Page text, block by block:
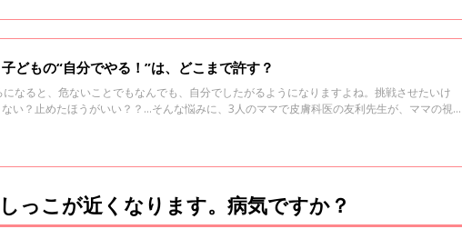
どもの“自分でやる！”は、どこまで許す？
なると、危ないことでもなんでも、自分でしたがるようになりますよね。挑戦させたいけ
い？止めたほうがいい？？…そんな悩みに、3人のママで皮膚科医の友利先生が、ママの視点
っこが近くなります。病気ですか？